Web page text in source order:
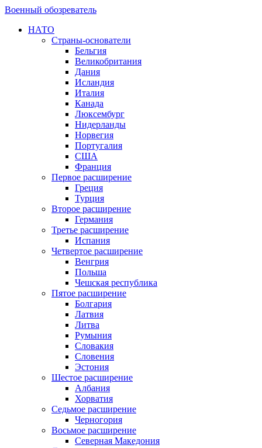
Военный обозреватель
НАТО
Страны-основатели
Бельгия
Великобритания
Дания
Исландия
Италия
Канада
Люксембург
Нидерланды
Норвегия
Португалия
США
Франция
Первое расширение
Греция
Турция
Второе расширение
Германия
Третье расширение
Испания
Четвертое расширение
Венгрия
Польша
Чешская республика
Пятое расширение
Болгария
Латвия
Литва
Румыния
Словакия
Словения
Эстония
Шестое расширение
Албания
Хорватия
Седьмое расширение
Черногория
Восьмое расширение
Северная Македония